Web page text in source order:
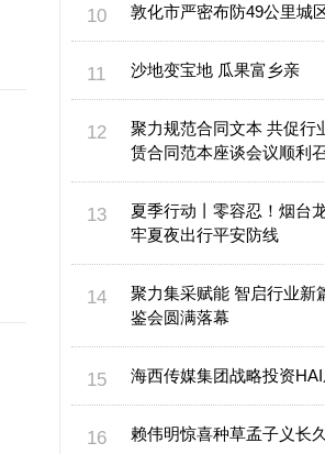
敦化市严密布防49公里城
沙地变宝地 瓜果富乡亲
聚力规范合同文本 共促
赁合同范本座谈会议顺利
夏季行动丨零容忍！烟台
牢夏夜出行平安防线
聚力集采赋能 智启行业新
鉴会圆满落幕
海西传媒集团战略投资
赖伟明惊喜种草孟子义长